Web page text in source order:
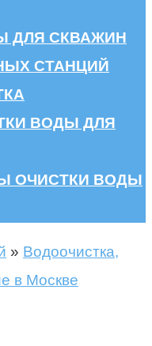
ДЛЯ СКВАЖИН
СТАНЦИЙ
ВОДЫ ДЛЯ
ОЧИСТКИ ВОДЫ
» Водоочистка,
в Москве